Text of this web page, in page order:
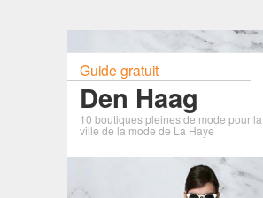
Guide gratuit
Den Haag
10 boutiques pleines de mode pour la
ville de la mode de La Haye